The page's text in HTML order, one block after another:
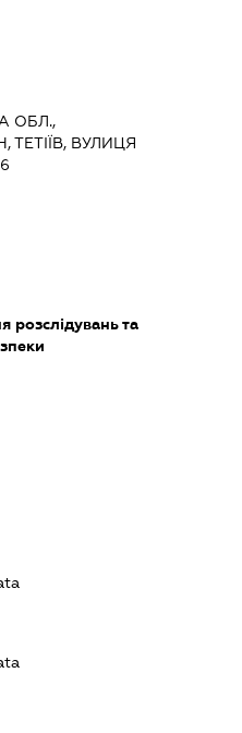
ОБЛ.,
ТЕТІЇВ, ВУЛИЦЯ
розслідувань та